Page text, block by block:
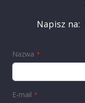
Napisz na:
Nazwa
E-mail